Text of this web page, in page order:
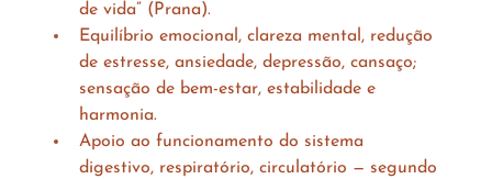
de vida” (Prana).
Equilíbrio emocional, clareza mental, redução
de estresse, ansiedade, depressão, cansaço;
sensação de bem-estar, estabilidade e
harmonia.
Apoio ao funcionamento do sistema
digestivo, respiratório, circulatório — segundo